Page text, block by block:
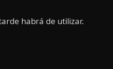
habrá de utilizar.